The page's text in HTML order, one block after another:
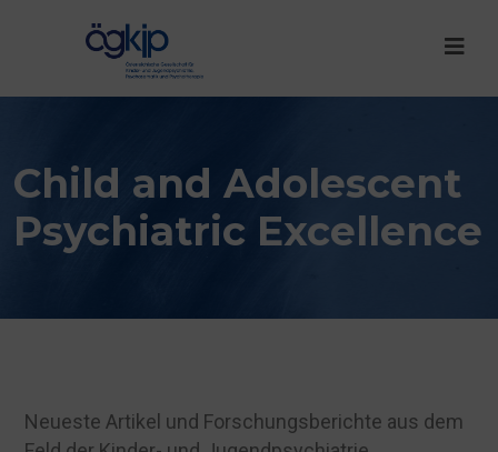
Child and Adolescent
Psychiatric Excellence
Neueste Artikel und Forschungsberichte aus dem